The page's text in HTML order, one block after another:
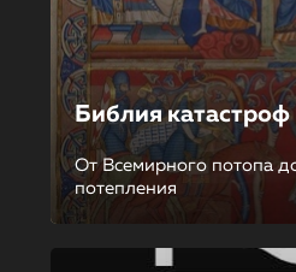
Библия катастроф
От Всемирного потопа
потепления